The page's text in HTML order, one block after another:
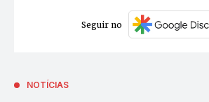
Seguir no
NOTÍCIAS